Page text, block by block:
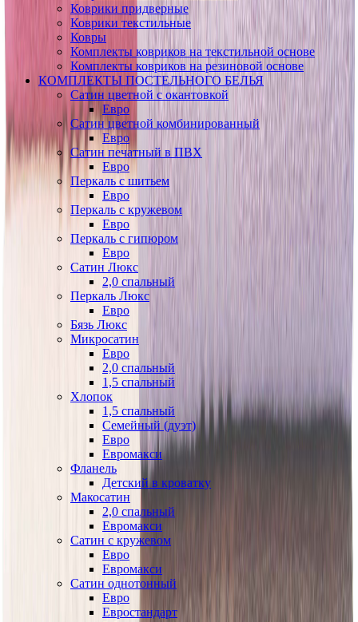
Коврики придверные
Коврики текстильные
Ковры
Комплекты ковриков на текстильной основе
Комплекты ковриков на резиновой основе
КОМПЛЕКТЫ ПОСТЕЛЬНОГО БЕЛЬЯ
Сатин цветной с окантовкой
Евро
Сатин цветной комбинированный
Евро
Сатин печатный в ПВХ
Евро
Перкаль с шитьем
Евро
Перкаль с кружевом
Евро
Перкаль с гипюром
Евро
Сатин Люкс
2,0 спальный
Перкаль Люкс
Евро
Бязь Люкс
Микросатин
Евро
2,0 спальный
1,5 спальный
Хлопок
1,5 спальный
Семейный (дуэт)
Евро
Евромакси
Фланель
Детский в кроватку
Макосатин
2,0 спальный
Евромакси
Сатин с кружевом
Евро
Евромакси
Сатин однотонный
Евро
Евростандарт